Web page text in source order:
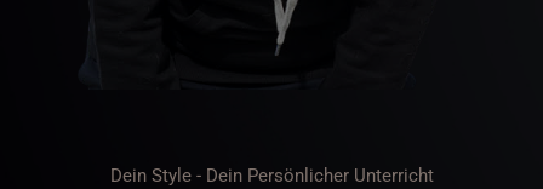
Dein Style - Dein Persönlicher Unterricht